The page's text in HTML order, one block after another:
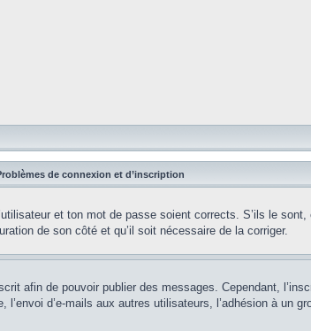
de connexion et d’inscription
et ton mot de passe soient corrects. S’ils le
de son côté et qu’il soit nécessaire de la corriger.
afin de pouvoir publier des messages. Cependant,
d’e-mails aux autres utilisateurs, l’adhésion à un